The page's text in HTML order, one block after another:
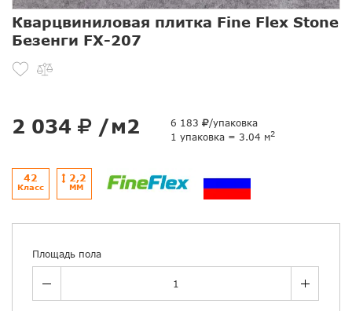
Кварцвиниловая плитка Fine Flex Stone
Безенги FX-207
2 034 /м2 6 183
/упаковка
1 упаковка = 3.04 м2
42
Класс
2,2
ММ
Площадь пола